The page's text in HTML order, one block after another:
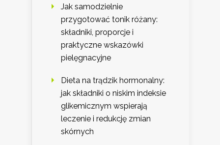
Jak samodzielnie
przygotować tonik różany:
składniki, proporcje i
praktyczne wskazówki
pielęgnacyjne
Dieta na trądzik hormonalny:
jak składniki o niskim indeksie
glikemicznym wspierają
leczenie i redukcję zmian
skórnych